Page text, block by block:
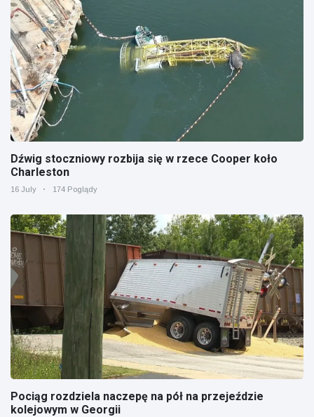
Dźwig stoczniowy rozbija się w rzece Cooper koło
Charleston
16 July 174 Poglądy
Pociąg rozdziela naczepę na pół na przejeździe
kolejowym w Georgii